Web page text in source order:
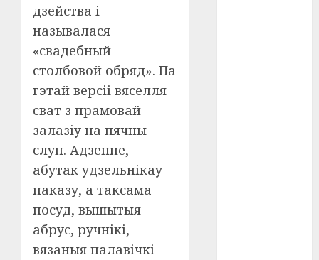
дзейства і
называлася
«свадебный
столбовой обряд». Па
гэтай версіі вяселля
сват з прамовай
залазіў на пячны
слуп. Адзенне,
абутак удзельнікаў
паказу, а таксама
посуд, вышытыя
абрус, ручнікі,
вязаныя палавічкі